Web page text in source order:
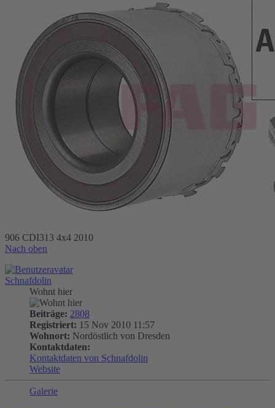
906 CDI313 4x4 2010
Nach oben
Schnafdolin
Wohnt hier
Beiträge: 2808
Registriert: 15 Nov 2010 11:57
Wohnort: Nordöstlich von Dresden
Kontaktdaten:
Kontaktdaten von Schnafdolin
Website
Galerie